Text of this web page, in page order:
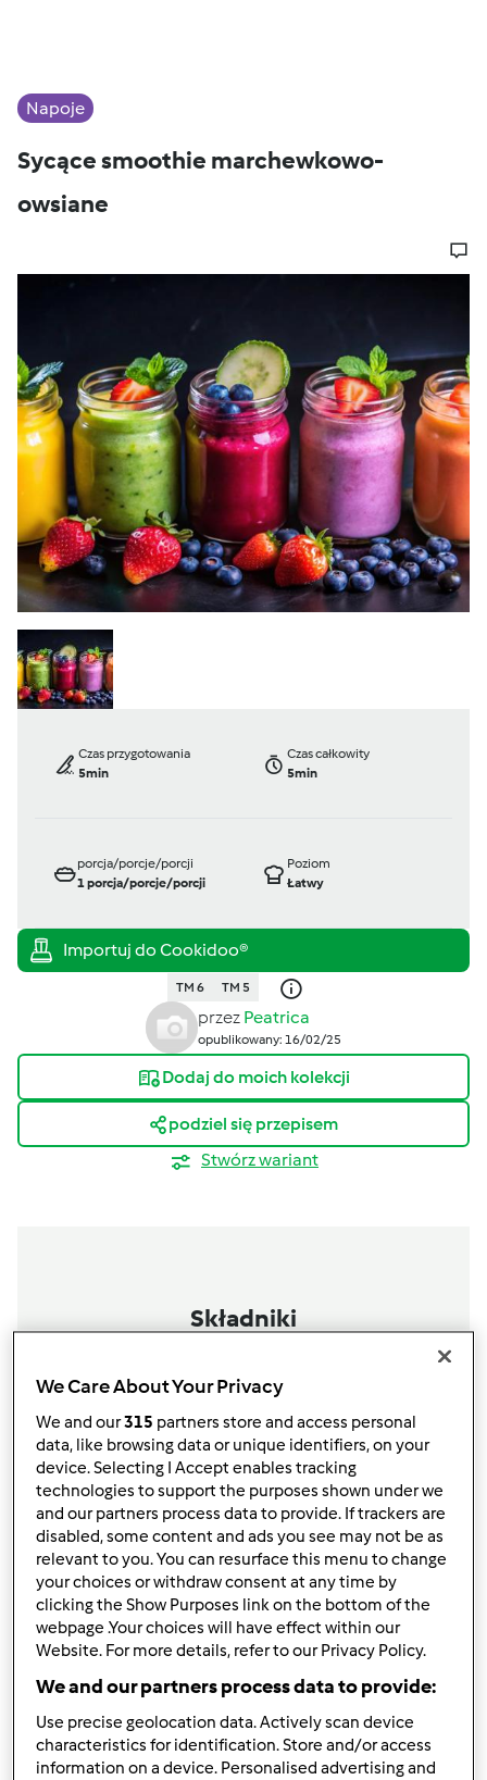
Napoje
Sycące smoothie marchewkowo-
owsiane
Czas przygotowania
5min
Czas całkowity
5min
porcja/porcje/porcji
1porcja/porcje/porcji
Poziom
Łatwy
TM 6 TM 5
przez Peatrica
opublikowany: 16/02/25
Dodaj do moich kolekcji
podziel się przepisem
Stwórz wariant
Składniki
70gramymarchew
120 gramyBanan (mrożony)
120gramyAnanas (mrożony
15gramyPłatki owsiane (bezglutenowe)
15gramyMasło migdałowe
230gramyMleko migdałowe (bez cukru)
0,5
łyżeczki
cynamon
Lista zakupów
We Care About Your Privacy
We and our315 partners store and access personal
data, like browsing data or unique identifiers, on your
device. Selecting I Accept enables tracking
technologies to support the purposes shown under we
and our partners process data to provide. If trackers are
disabled, some content and ads you see may not be as
relevant to you. You can resurface this menu to change
your choices or withdraw consent at any time by
clicking the Show Purposes link on the bottom of the
webpage .Your choices will have effect within our
Website. For more details, refer to our Privacy Policy.
We and our partners process data to provide:
Use precise geolocation data. Actively scan device
characteristics for identification. Store and/or access
information on a device. Personalised advertising and